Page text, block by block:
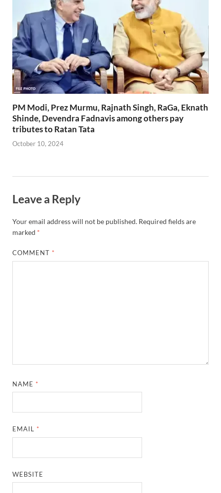
PM Modi, Prez Murmu, Rajnath Singh, RaGa, Eknath
Shinde, Devendra Fadnavis among others pay
tributes to Ratan Tata
October 10, 2024
Leave a Reply
Your email address will not be published. Required fields are
marked *
COMMENT *
NAME *
EMAIL *
WEBSITE